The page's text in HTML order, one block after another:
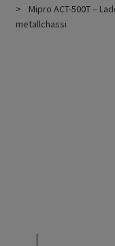
Mipro ACT-500T –
metallchassi